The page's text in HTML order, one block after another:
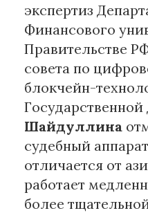
экспертиз
Финансового
Правительстве
совета по
блокчейн-
Шайдуллина
судебный
отличается от
работает
более